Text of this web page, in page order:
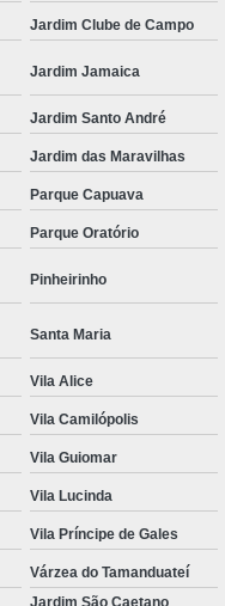
Jardim Clube de Campo
Jardim Jamaica
Jardim Santo André
Jardim das Maravilhas
Parque Capuava
Parque Oratório
Pinheirinho
Santa Maria
Vila Alice
Vila Camilópolis
Vila Guiomar
Vila Lucinda
Vila Príncipe de Gales
Várzea do Tamanduateí
Jardim São Caetano